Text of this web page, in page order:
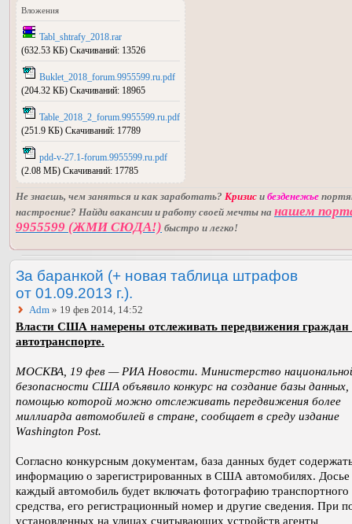
Вложения
Tabl_shtrafy_2018.rar
(632.53 КБ) Скачиваний: 13526
Buklet_2018_forum.9955599.ru.pdf
(204.32 КБ) Скачиваний: 18965
Table_2018_2_forum.9955599.ru.pdf
(251.9 КБ) Скачиваний: 17789
pdd-v-27.1-forum.9955599.ru.pdf
(2.08 МБ) Скачиваний: 17785
Не знаешь, чем заняться и как заработать? Кризис и безденежье
настроение? Найди вакансии и работу своей мечты на нашем
9955599 (ЖМИ СЮДА!) быстро и легко!
За баранкой (+ новая таблица штрафов
от 01.09.2013 г.).
Adm » 19 фев 2014, 14:52
Власти США намерены отслеживать передвижения граждан
автотранспорте.
МОСКВА, 19 фев — РИА Новости. Министерство
безопасности США объявило конкурс на создание базы данных,
помощью которой можно отслеживать передвижения более
миллиарда автомобилей в стране, сообщает в среду издание
Washington Post.
Согласно конкурсным документам, база данных будет
информацию о зарегистрированных в США автомобилях. Досье
каждый автомобиль будет включать фотографию транспортного
средства, его регистрационный номер и другие сведения. При
установленных на улицах считывающих устройств агенты